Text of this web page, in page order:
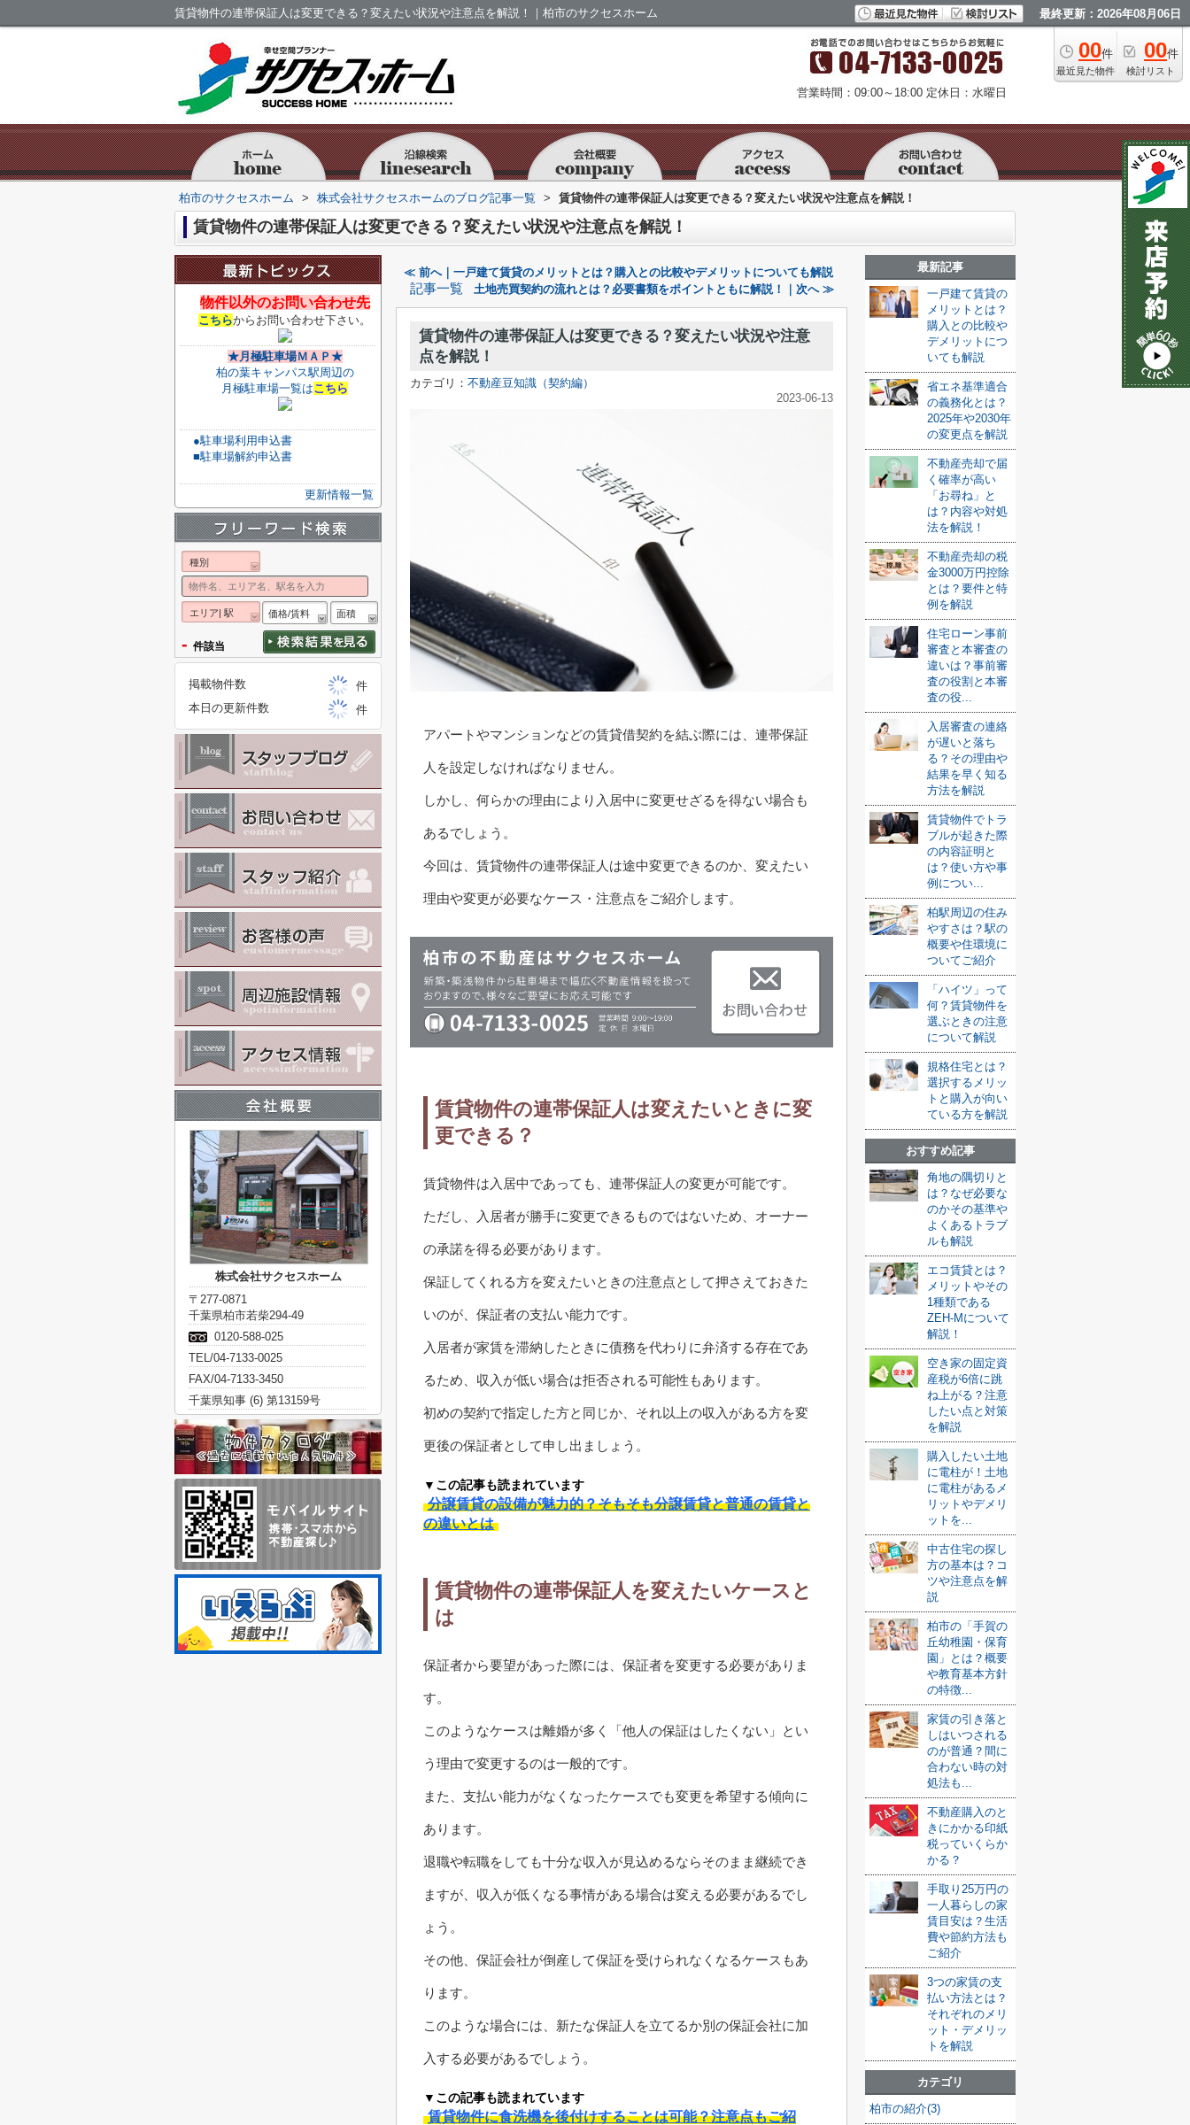
賃貸物件の連帯保証人は変更できる？変えたい状況や注意点を解説！｜柏市のサクセスホーム 最終更新：2026年08月06日
00件
最近見た物件
00件
検討リスト
営業時間：09:00～18:00 定休日：水曜日
柏市のサクセスホーム > 株式会社サクセスホームのブログ記事一覧 > 賃貸物件の連帯保証人は変更できる？変えたい状況や注意点を解説！
賃貸物件の連帯保証人は変更できる？変えたい状況や注意点を解説！
≪ 前へ｜一戸建て賃貸のメリットとは？購入との比較やデメリットについても解説
記事一覧 土地売買契約の流れとは？必要書類をポイントともに解説！｜次へ ≫
賃貸物件の連帯保証人は変更できる？変えたい状況や注意
点を解説！
カテゴリ： 不動産豆知識（契約編）
2023-06-13
アパートやマンションなどの賃貸借契約を結ぶ際には、連帯保証
人を設定しなければなりません。
しかし、何らかの理由により入居中に変更せざるを得ない場合も
あるでしょう。
今回は、賃貸物件の連帯保証人は途中変更できるのか、変えたい
理由や変更が必要なケース・注意点をご紹介します。
賃貸物件の連帯保証人は変えたいときに変
更できる？
賃貸物件は入居中であっても、連帯保証人の変更が可能です。
ただし、入居者が勝手に変更できるものではないため、オーナー
の承諾を得る必要があります。
保証してくれる方を変えたいときの注意点として押さえておきた
いのが、保証者の支払い能力です。
入居者が家賃を滞納したときに債務を代わりに弁済する存在であ
るため、収入が低い場合は拒否される可能性もあります。
初めの契約で指定した方と同じか、それ以上の収入がある方を変
更後の保証者として申し出ましょう。
▼この記事も読まれています
分譲賃貸の設備が魅力的？そもそも分譲賃貸と普通の賃貸と
の違いとは
賃貸物件の連帯保証人を変えたいケースと
は
保証者から要望があった際には、保証者を変更する必要がありま
す。
このようなケースは離婚が多く「他人の保証はしたくない」とい
う理由で変更するのは一般的です。
また、支払い能力がなくなったケースでも変更を希望する傾向に
あります。
退職や転職をしても十分な収入が見込めるならそのまま継続でき
ますが、収入が低くなる事情がある場合は変える必要があるでし
ょう。
その他、保証会社が倒産して保証を受けられなくなるケースもあ
ります。
このような場合には、新たな保証人を立てるか別の保証会社に加
入する必要があるでしょう。
▼この記事も読まれています
賃貸物件に食洗機を後付けすることは可能？注意点もご紹
最新記事
一戸建て賃貸の
メリットとは？
購入との比較や
デメリットにつ
いても解説
省エネ基準適合
の義務化とは？
2025年や2030年
の変更点を解説
不動産売却で届
く確率が高い
「お尋ね」と
は？内容や対処
法を解説！
不動産売却の税
金3000万円控除
とは？要件と特
例を解説
住宅ローン事前
審査と本審査の
違いは？事前審
査の役割と本審
査の役...
入居審査の連絡
が遅いと落ち
る？その理由や
結果を早く知る
方法を解説
賃貸物件でトラ
ブルが起きた際
の内容証明と
は？使い方や事
例につい...
柏駅周辺の住み
やすさは？駅の
概要や住環境に
ついてご紹介
「ハイツ」って
何？賃貸物件を
選ぶときの注意
について解説
規格住宅とは？
選択するメリッ
トと購入が向い
ている方を解説
おすすめ記事
角地の隅切りと
は？なぜ必要な
のかその基準や
よくあるトラブ
ルも解説
エコ賃貸とは？
メリットやその
1種類である
ZEH-Mについて
解説！
空き家の固定資
産税が6倍に跳
ね上がる？注意
したい点と対策
を解説
購入したい土地
に電柱が！土地
に電柱があるメ
リットやデメリ
ットを...
中古住宅の探し
方の基本は？コ
ツや注意点を解
説
柏市の「手賀の
丘幼稚園・保育
園」とは？概要
や教育基本方針
の特徴...
家賃の引き落と
しはいつされる
のが普通？間に
合わない時の対
処法も...
不動産購入のと
きにかかる印紙
税っていくらか
かる？
手取り25万円の
一人暮らしの家
賃目安は？生活
費や節約方法も
ご紹介
3つの家賃の支
払い方法とは？
それぞれのメリ
ット・デメリッ
トを解説
カテゴリ
柏市の紹介(3)
物件以外のお問い合わせ先
こちらからお問い合わせ下さい。
★月極駐車場ＭＡＰ★
柏の葉キャンパス駅周辺の
月極駐車場一覧はこちら
●駐車場利用申込書
■駐車場解約申込書
更新情報一覧
種別
エリア| 駅 価格/賃料 面積
- 件該当
掲載物件数
件
本日の更新件数
件
株式会社サクセスホーム
〒277-0871
千葉県柏市若柴294-49
0120-588-025
TEL/04-7133-0025
FAX/04-7133-3450
千葉県知事 (6) 第13159号